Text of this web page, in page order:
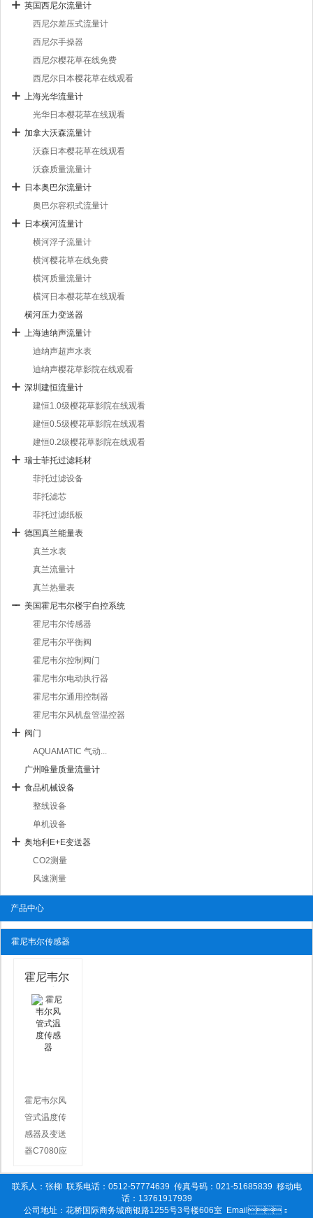
英国西尼尔流量计
西尼尔差压式流量计
西尼尔手操器
西尼尔樱花草在线免费
西尼尔日本樱花草在线观看
上海光华流量计
光华日本樱花草在线观看
加拿大沃森流量计
沃森日本樱花草在线观看
沃森质量流量计
日本奥巴尔流量计
奥巴尔容积式流量计
日本横河流量计
横河浮子流量计
横河樱花草在线免费
横河质量流量计
横河日本樱花草在线观看
横河压力变送器
上海迪纳声流量计
迪纳声超声水表
迪纳声樱花草影院在线观看
深圳建恒流量计
建恒1.0级樱花草影院在线观看
建恒0.5级樱花草影院在线观看
建恒0.2级樱花草影院在线观看
瑞士菲托过滤耗材
菲托过滤设备
菲托滤芯
菲托过滤纸板
德国真兰能量表
真兰水表
真兰流量计
真兰热量表
美国霍尼韦尔楼宇自控系统
霍尼韦尔传感器
霍尼韦尔平衡阀
霍尼韦尔控制阀门
霍尼韦尔电动执行器
霍尼韦尔通用控制器
霍尼韦尔风机盘管温控器
阀门
AQUAMATIC 气动...
广州唯量质量流量计
食品机械设备
整线设备
单机设备
奥地利E+E变送器
CO2测量
风速测量
产品中心
霍尼韦尔传感器
霍尼韦尔
风管式温
度传感器
霍尼韦尔风
管式温度传
感器及变送
器C7080应
列风管温度
联系人：张柳 联系电话：0512-57774639 传真号码：021-51685839 移动电
话：13761917939
公司地址：花桥国际商务城商银路1255号3号楼606室 Email：